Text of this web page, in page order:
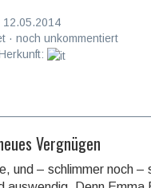
12.05.2014
· noch unkommentiert
Vergnügen
und – schlimmer noch –